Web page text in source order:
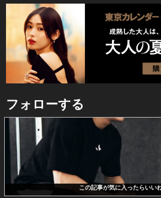
フォローする
この記事が気に入ったらいい